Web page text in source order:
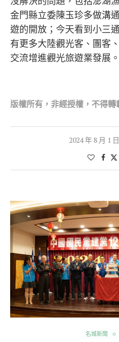
金門縣立委陳玉珍多做溝
遊的開放；今天看到小三
有更多大陸觀光客、團客
交流增進觀光旅遊業發展。
版權所有，非經授權，不得轉
2024 年 8 月 1 日
名城新聞